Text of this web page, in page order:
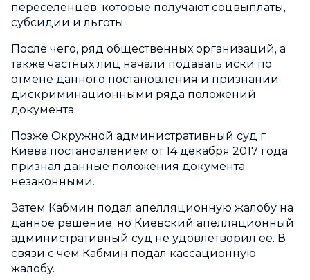
переселенцев, которые получают соцвыплаты,
субсидии и льготы.
После чего, ряд общественных организаций, а
также частных лиц начали подавать иски по
отмене данного постановления и признании
дискриминационными ряда положений
документа.
Позже Окружной административный суд г.
Киева постановлением от 14 декабря 2017 года
признал данные положения документа
незаконными.
Затем Кабмин подал апелляционную жалобу на
данное решение, но Киевский апелляционный
административный суд не удовлетворил ее. В
связи с чем Кабмин подал кассационную
жалобу.